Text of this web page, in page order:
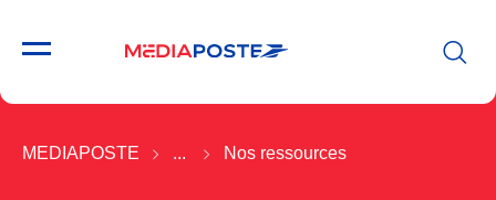
MEDIAPOSTE ... Nos ressources